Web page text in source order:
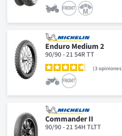
Enduro Medium 2
90/90 - 21 54R TT
3 opiniones
Commander II
90/90 - 21 54H TLTT